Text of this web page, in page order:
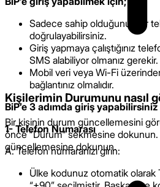
Sadece sahip olduğunuz bir
doğrulayabilirsiniz.
Giriş yapmaya çalıştığınız
SMS alabiliyor olmanız gerekir.
Mobil veri veya Wi-Fi
bağlantınız olmalıdır.
BiP’e 3 adımda giriş yapabilirsiniz
1- Telefon Numarası
A. Telefon numaranızı girin:
Ülke kodunuz otomatik olarak
Kişilerimin Durumunu nasıl
Bir kişinin durum güncellemesini
önce "Durum" sekmesine dokunun.
güncellemesine dokunun.